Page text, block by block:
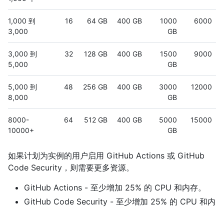
1,000 到
3,000
16 64 GB 400 GB
1000
GB
6000
3,000 到
5,000
32 128 GB 400 GB
1500
GB
9000
5,000 到
8,000
48 256 GB 400 GB
3000
GB
12000
8000-
10000+
64 512 GB 400 GB
5000
GB
15000
如果计划为实例的用户启用 GitHub Actions 或 GitHub
Code Security，则需要更多资源。
GitHub Actions - 至少增加 25% 的 CPU 和内存。
GitHub Code Security - 至少增加 25% 的 CPU 和内